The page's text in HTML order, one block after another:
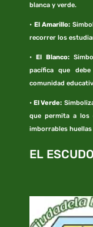
blanca y verde.
• El Amarillo:
recorrer los
• El Blanco:
pacífica que
comunidad
• El Verde:
que permita a los
imborrables
EL ESCUDO